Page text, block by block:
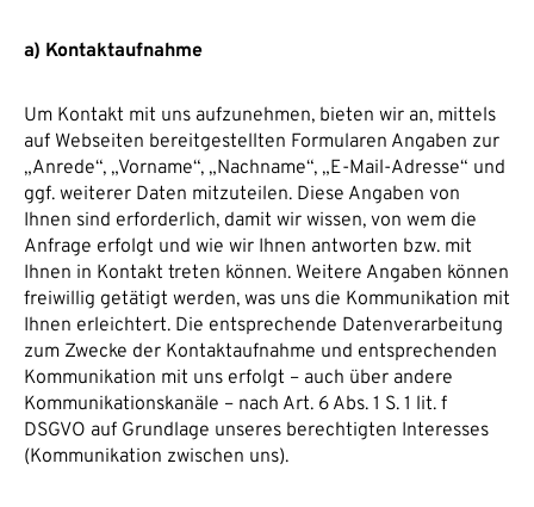
a) Kontaktaufnahme
Um Kontakt mit uns aufzunehmen, bieten wir an, mittels
auf Webseiten bereitgestellten Formularen Angaben zur
„Anrede“, „Vorname“, „Nachname“, „E-Mail-Adresse“ und
ggf. weiterer Daten mitzuteilen. Diese Angaben von
Ihnen sind erforderlich, damit wir wissen, von wem die
Anfrage erfolgt und wie wir Ihnen antworten bzw. mit
Ihnen in Kontakt treten können. Weitere Angaben können
freiwillig getätigt werden, was uns die Kommunikation mit
Ihnen erleichtert. Die entsprechende Datenverarbeitung
zum Zwecke der Kontaktaufnahme und entsprechenden
Kommunikation mit uns erfolgt – auch über andere
Kommunikationskanäle – nach Art. 6 Abs. 1 S. 1 lit. f
DSGVO auf Grundlage unseres berechtigten Interesses
(Kommunikation zwischen uns).